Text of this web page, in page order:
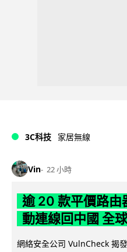
3C科技 家居無線
Vin 22 小時
逾 20 款平價路由
動連線回中國 全
網絡安全公司 VulnCheck 揭